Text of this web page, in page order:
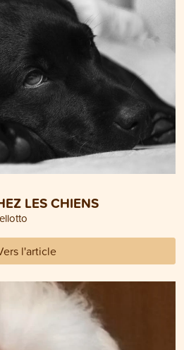
LES CHIENS
l'article